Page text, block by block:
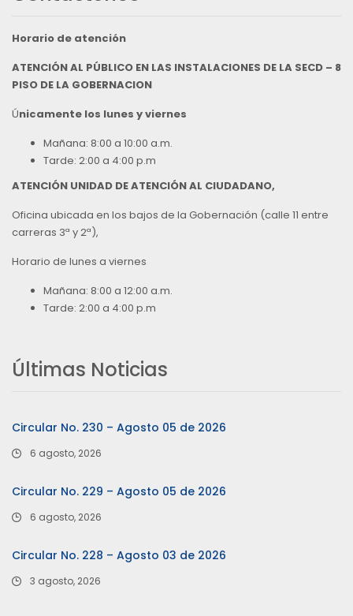
Horario de atención
ATENCIÓN AL PÚBLICO EN LAS INSTALACIONES DE LA SECD – 8
PISO DE LA GOBERNACION
Únicamente los lunes y viernes
Mañana: 8:00 a 10:00 a.m.
Tarde: 2:00 a 4:00 p.m
ATENCIÓN UNIDAD DE ATENCIÓN AL CIUDADANO,
Oficina ubicada en los bajos de la Gobernación (calle 11 entre
carreras 3ª y 2ª),
Horario de lunes a viernes
Mañana: 8:00 a 12:00 a.m.
Tarde: 2:00 a 4:00 p.m
Últimas Noticias
Circular No. 230 – Agosto 05 de 2026
6 agosto, 2026
Circular No. 229 – Agosto 05 de 2026
6 agosto, 2026
Circular No. 228 – Agosto 03 de 2026
3 agosto, 2026